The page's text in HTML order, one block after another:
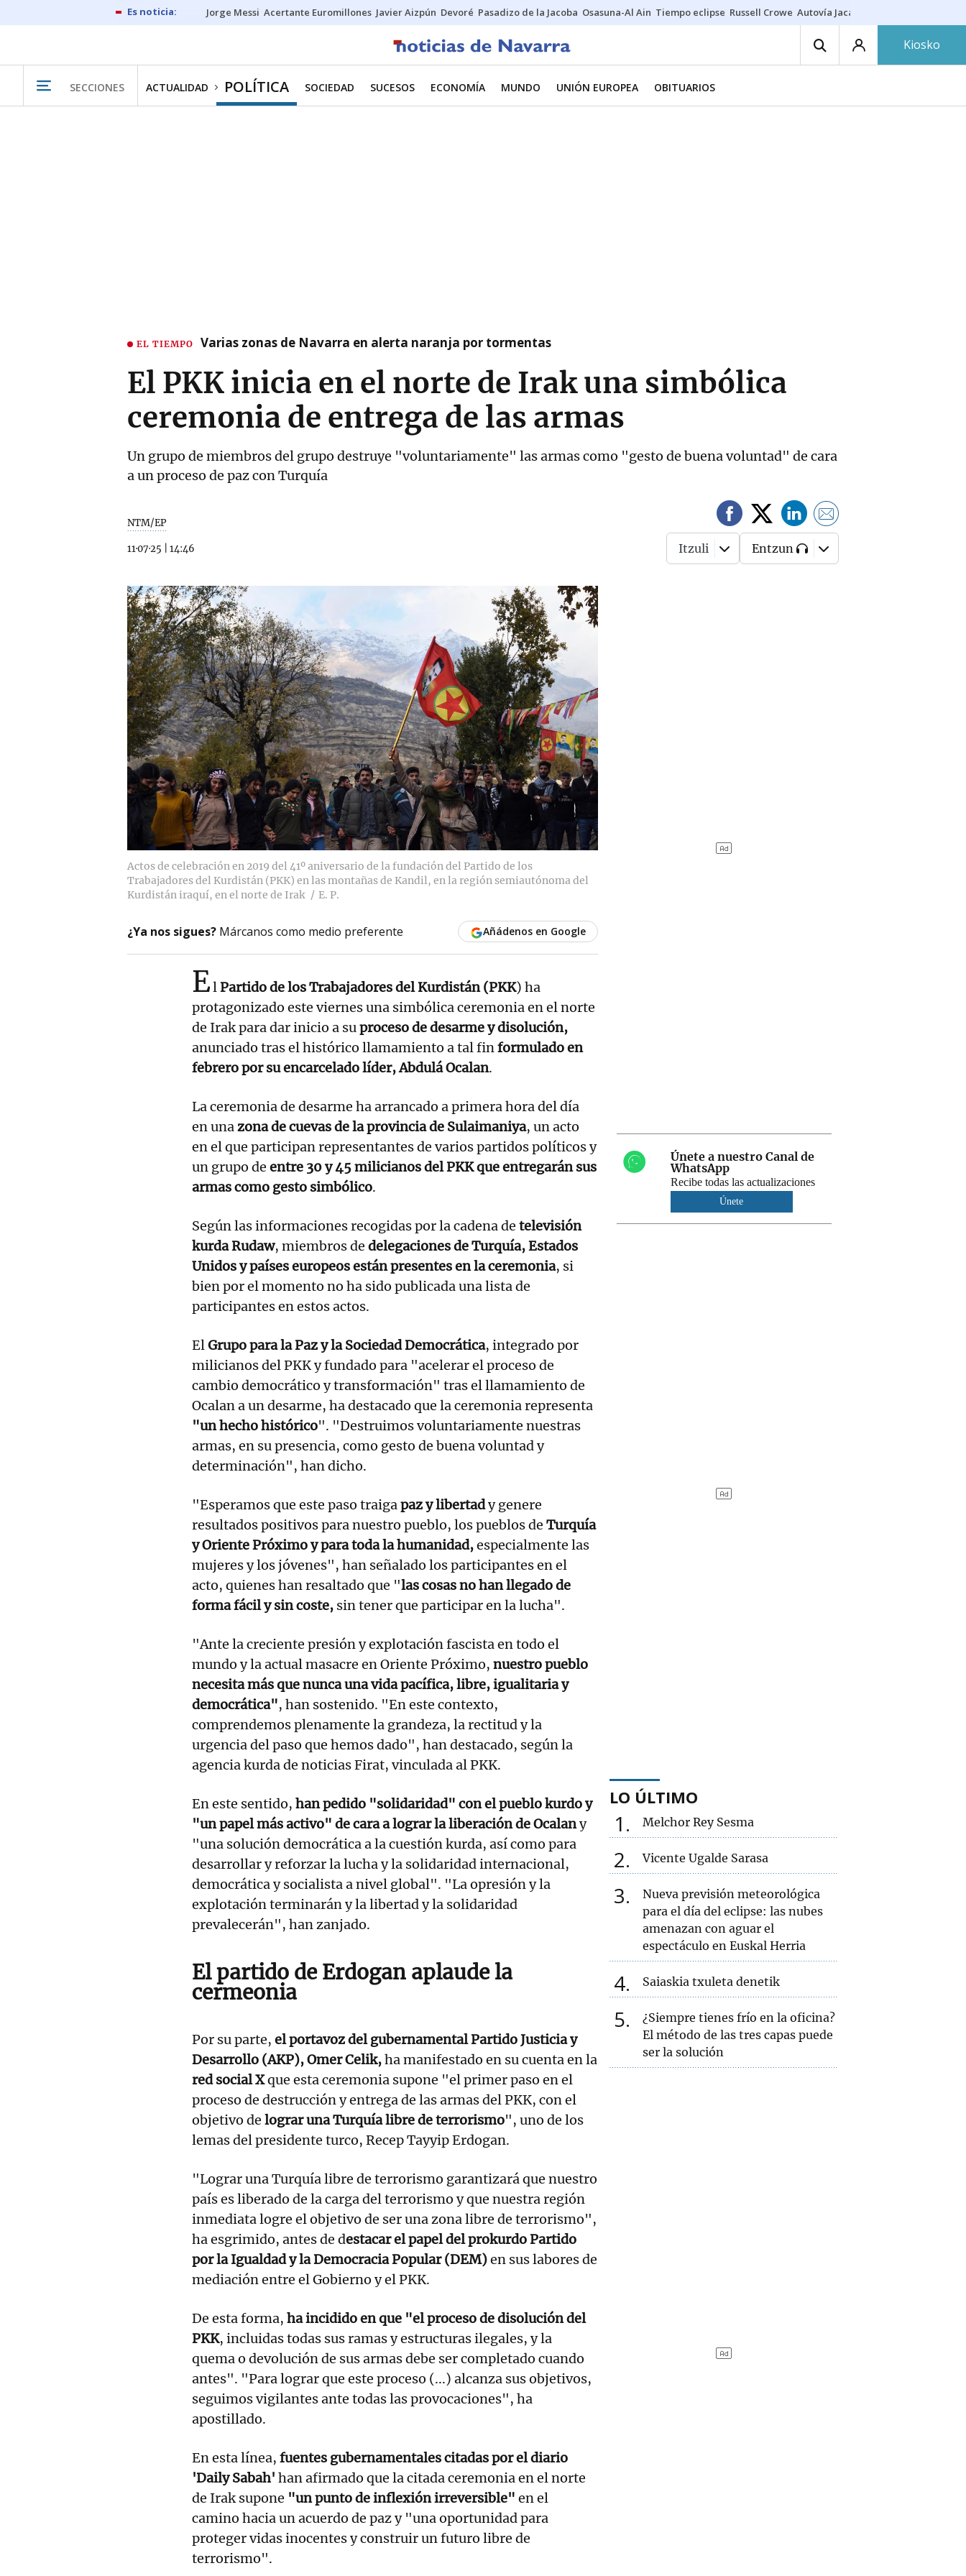
Jorge Messi Acertante Euromillones Javier Aizpún Devoré Pasadizo de la Jacoba Osasuna-Al Ain Tiempo eclipse Russell Crowe Autovía Jaca
Kiosko
SECCIONES ACTUALIDAD POLÍTICA SOCIEDAD SUCESOS ECONOMÍA MUNDO UNIÓN EUROPEA OBITUARIOS
EL TIEMPO Varias zonas de Navarra en alerta naranja por tormentas
El PKK inicia en el norte de Irak una simbólica
ceremonia de entrega de las armas
Un grupo de miembros del grupo destruye "voluntariamente" las armas como "gesto de buena voluntad" de cara
a un proceso de paz con Turquía
NTM/EP
11·07·25 14:46 Itzuli Entzun
Actos de celebración en 2019 del 41º aniversario de la fundación del Partido de los
Trabajadores del Kurdistán (PKK) en las montañas de Kandil, en la región semiautónoma del
Kurdistán iraquí, en el norte de Irak
E. P.
¿Ya nos sigues? Márcanos como medio preferente Añádenos en Google
ElPartido de los Trabajadores del Kurdistán (PKK) ha
protagonizado este viernes una simbólica ceremonia en el norte
de Irak para dar inicio a suproceso de desarme y disolución,
anunciado tras el histórico llamamiento a tal finformulado en
febrero por su encarcelado líder, Abdulá Ocalan.
La ceremonia de desarme ha arrancado a primera hora del día
en unazona de cuevas de la provincia de Sulaimaniya, un acto
en el que participan representantes de varios partidos políticos y
un grupo de entre 30 y 45 milicianos del PKK que entregarán sus
armas como gesto simbólico.
Según las informaciones recogidas por la cadena de televisión
kurda Rudaw, miembros de delegaciones de Turquía, Estados
Unidos y países europeos están presentes en la ceremonia, si
bien por el momento no ha sido publicada una lista de
participantes en estos actos.
ElGrupo para la Paz y la Sociedad Democrática, integrado por
milicianos del PKK y fundado para "acelerar el proceso de
cambio democrático y transformación" tras el llamamiento de
Ocalan a un desarme, ha destacado que la ceremonia representa
"un hecho histórico". "Destruimos voluntariamente nuestras
armas, en su presencia, como gesto de buena voluntad y
determinación", han dicho.
"Esperamos que este paso traigapaz y libertady genere
resultados positivos para nuestro pueblo, los pueblos de Turquía
y Oriente Próximo y para toda la humanidad,especialmente las
mujeres y los jóvenes", han señalado los participantes en el
acto, quienes han resaltado que "las cosas no han llegado de
forma fácil y sin coste, sin tener que participar en la lucha".
"Ante la creciente presión y explotación fascista en todo el
mundo y la actual masacre en Oriente Próximo, nuestro pueblo
necesita más que nunca una vida pacífica, libre, igualitaria y
democrática", han sostenido. "En este contexto,
comprendemos plenamente la grandeza, la rectitud y la
urgencia del paso que hemos dado", han destacado, según la
agencia kurda de noticias Firat, vinculada al PKK.
En este sentido, han pedido "solidaridad" con el pueblo kurdo y
"un papel más activo" de cara a lograr la liberación de Ocalany
"una solución democrática a la cuestión kurda, así como para
desarrollar y reforzar la lucha y la solidaridad internacional,
democrática y socialista a nivel global". "La opresión y la
explotación terminarán y la libertad y la solidaridad
prevalecerán", han zanjado.
El partido de Erdogan aplaude la
cermeonia
Por su parte, el portavoz del gubernamental Partido Justicia y
Desarrollo (AKP), Omer Celik,ha manifestado en su cuenta en la
red social Xque esta ceremonia supone "el primer paso en el
proceso de destrucción y entrega de las armas del PKK, con el
objetivo de lograr una Turquía libre de terrorismo", uno de los
lemas del presidente turco, Recep Tayyip Erdogan.
"Lograr una Turquía libre de terrorismo garantizará que nuestro
país es liberado de la carga del terrorismo y que nuestra región
inmediata logre el objetivo de ser una zona libre de terrorismo",
ha esgrimido, antes de destacar el papel del prokurdo Partido
por la Igualdad y la Democracia Popular (DEM)en sus labores de
mediación entre el Gobierno y el PKK.
De esta forma, ha incidido en que "el proceso de disolución del
PKK, incluidas todas sus ramas y estructuras ilegales, y la
quema o devolución de sus armas debe ser completado cuando
antes". "Para lograr que este proceso (...) alcanza sus objetivos,
seguimos vigilantes ante todas las provocaciones", ha
apostillado.
En esta línea, fuentes gubernamentales citadas por el diario
'Daily Sabah' han afirmado que la citada ceremonia en el norte
de Irak supone "un punto de inflexión irreversible" en el
camino hacia un acuerdo de paz y "una oportunidad para
proteger vidas inocentes y construir un futuro libre de
terrorismo".
Únete a nuestro Canal de
WhatsApp
Recibe todas las actualizaciones
Únete
LO ÚLTIMO
1 Melchor Rey Sesma
2 Vicente Ugalde Sarasa
3
Nueva previsión meteorológica
para el día del eclipse: las nubes
amenazan con aguar el
espectáculo en Euskal Herria
4 Saiaskia txuleta denetik
5
¿Siempre tienes frío en la oficina?
El método de las tres capas puede
ser la solución